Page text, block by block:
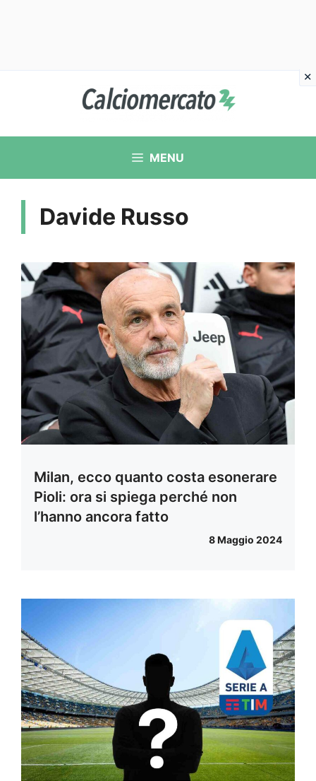
contenuto
MENU
Davide Russo
Milan, ecco quanto costa esonerare
Pioli: ora si spiega perché non
l’hanno ancora fatto
8 Maggio 2024